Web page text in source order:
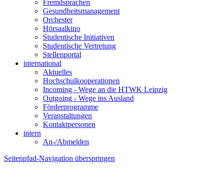
Fremdsprachen
Gesundheitsmanagement
Orchester
Hörsaalkino
Studentische Initiativen
Studentische Vertretung
Stellenportal
international
Aktuelles
Hochschulkooperationen
Incoming - Wege an die HTWK Leipzig
Outgoing - Wege ins Ausland
Förderprogramme
Veranstaltungen
Kontaktpersonen
intern
An-/Abmelden
Seitenpfad-Navigation überspringen